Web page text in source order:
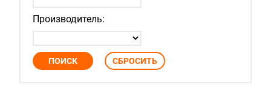
Производитель: